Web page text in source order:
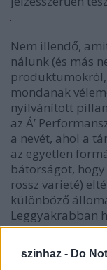
szinhaz - Do
Nem illendő,
nálunk (és más
mondanak
nyilvánított
az Á’
a nevét, ahol a
az egyetlen
bátorságot,
rossz varieté)
különböző
Leggyakrabban
Keresők című
(Kamra, Süss
nyelven